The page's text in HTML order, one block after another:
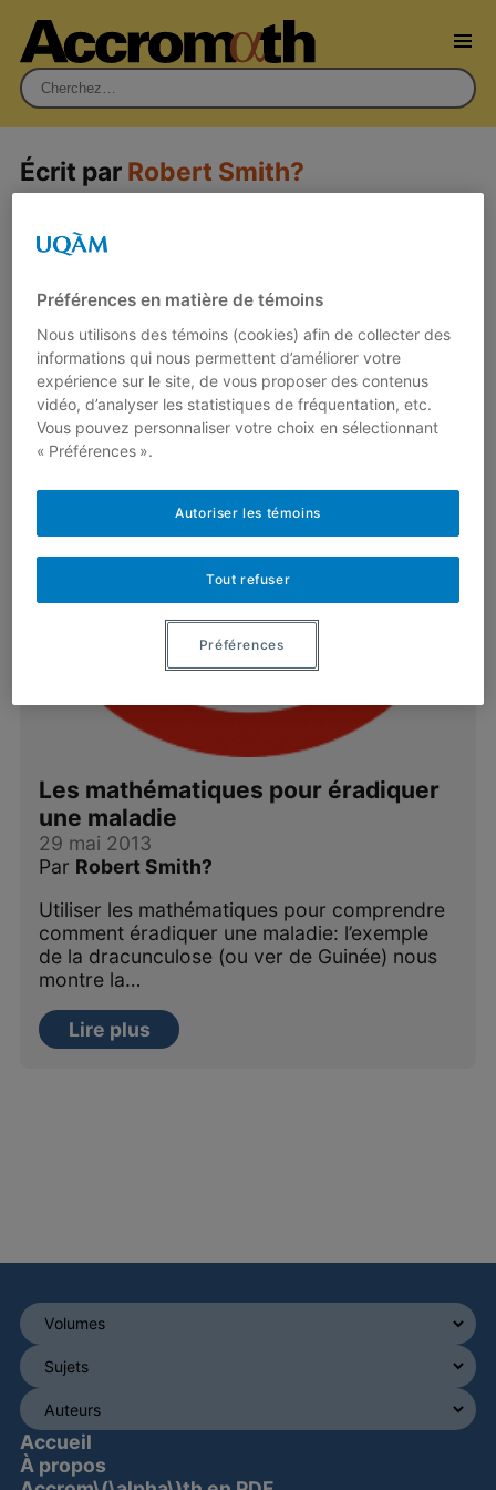
Rechercher :
Écrit par Robert Smith?
Les mathématiques pour éradiquer
une maladie
29 mai 2013
Par Robert Smith?
Utiliser les mathématiques pour comprendre
comment éradiquer une maladie: l’exemple
de la dracunculose (ou ver de Guinée) nous
montre la…
Lire plus
Accueil
À propos
Préférences en matière de témoins
Nous utilisons des témoins (cookies) afin de collecter des
informations qui nous permettent d’améliorer votre
expérience sur le site, de vous proposer des contenus
vidéo, d’analyser les statistiques de fréquentation, etc.
Vous pouvez personnaliser votre choix en sélectionnant
« Préférences ».
Tout refuser
Autoriser les témoins
Préférences